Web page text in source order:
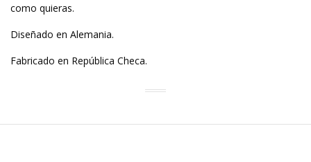
como quieras.
Diseñado en Alemania.
Fabricado en República Checa.